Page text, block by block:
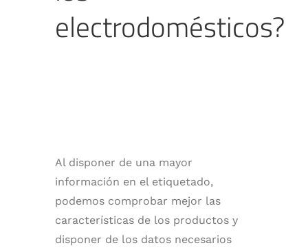
electrodomésticos?
Al disponer de una mayor
información en el etiquetado,
podemos comprobar mejor las
características de los productos y
disponer de los datos necesarios